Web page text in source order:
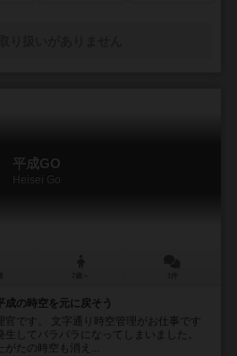
平成GO
Heisei Go
の時空を元に戻そう
です。 文字通り時空管理がお仕事です
してバラバラになってしまいました。
がたの時空も消え...